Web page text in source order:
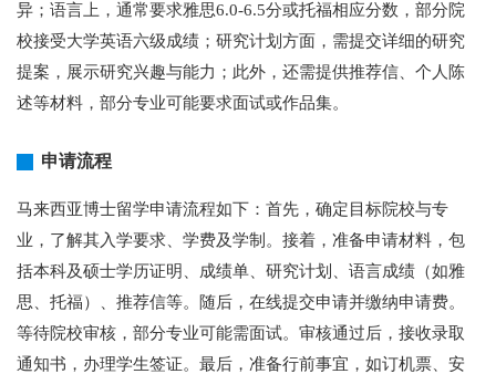
异；语言上，通常要求雅思6.0-6.5分或托福相应分数，部分院
校接受大学英语六级成绩；研究计划方面，需提交详细的研究
提案，展示研究兴趣与能力；此外，还需提供推荐信、个人陈
述等材料，部分专业可能要求面试或作品集。
申请流程
马来西亚博士留学申请流程如下：首先，确定目标院校与专
业，了解其入学要求、学费及学制。接着，准备申请材料，包
括本科及硕士学历证明、成绩单、研究计划、语言成绩（如雅
思、托福）、推荐信等。随后，在线提交申请并缴纳申请费。
等待院校审核，部分专业可能需面试。审核通过后，接收录取
通知书，办理学生签证。最后，准备行前事宜，如订机票、安